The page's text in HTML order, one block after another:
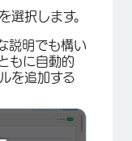
を選択します。
説明でも構い
もに自動的
を追加する